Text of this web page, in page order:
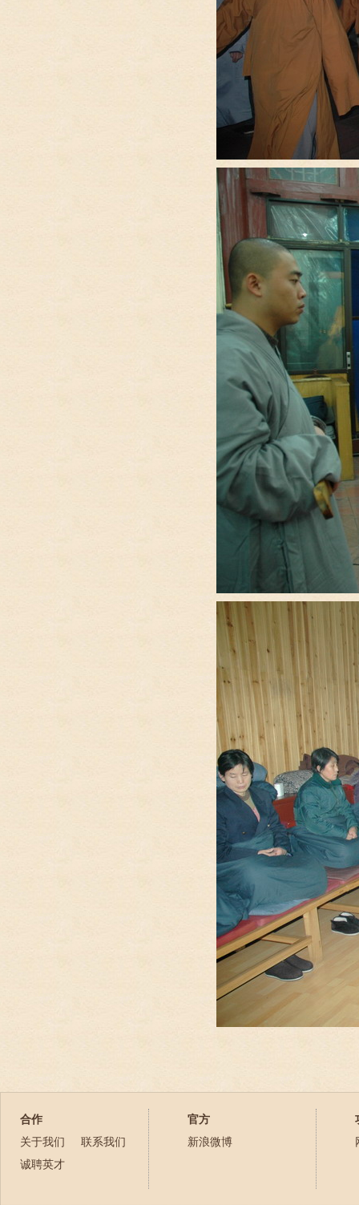
合作
关于我们
联系我们
诚聘英才
官方
新浪微博